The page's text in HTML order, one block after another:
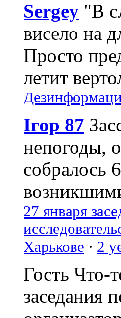
Sergey "В
висело на
Просто
летит
Ігор 87
непогоды,
собралось
27 января
Харькове · 2
Гость Что-
заседания